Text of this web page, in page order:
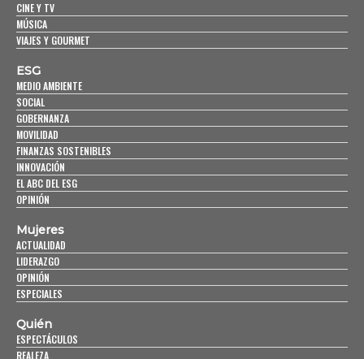
CINE Y TV
MÚSICA
VIAJES Y GOURMET
ESG
MEDIO AMBIENTE
SOCIAL
GOBERNANZA
MOVILIDAD
FINANZAS SOSTENIBLES
INNOVACIÓN
EL ABC DEL ESG
OPINIÓN
Mujeres
ACTUALIDAD
LIDERAZGO
OPINIÓN
ESPECIALES
Quién
ESPECTÁCULOS
REALEZA